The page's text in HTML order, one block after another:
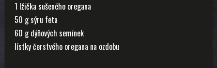
1 lžička sušeného oregana
50 g sýru feta
60 g dýňových semínek
lístky čerstvého oregana na ozdobu